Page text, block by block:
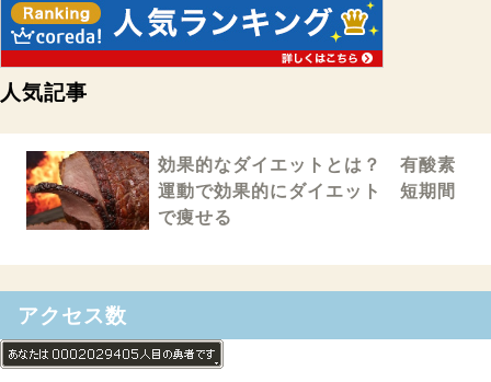
人気記事
効果的なダイエットとは？ 有酸素
運動で効果的にダイエット 短期間
で痩せる
アクセス数